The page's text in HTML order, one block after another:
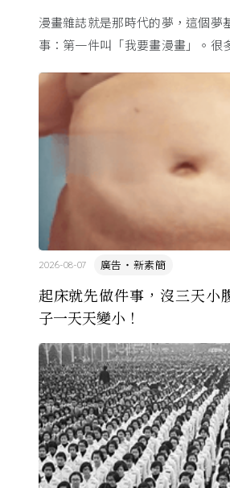
漫畫雜誌就是那時代的夢，這個夢
事：第一件叫「我要畫漫畫」。很
畫畫怎麼活？」
起床就先做件事，沒三天小
子一天天變小！
廣告・新素簡
2026-08-07